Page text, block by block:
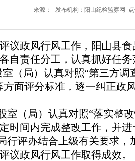
来源： 发布机构： 阳山纪检监察网
议政风行风工作，阳山县
自责任分工，认真抓好任
室（局）认真对照“第三方调
面评分标准，逐一纠正政
室（局）认真对照“落实整
时间内完成整改工作，并进
行评办结合上级有关要求，
议政风行风工作取得成效。